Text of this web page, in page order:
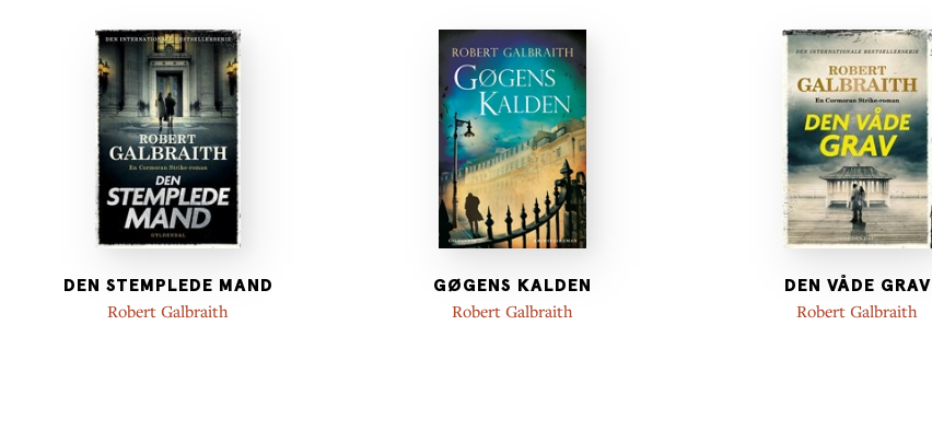
DEN STEMPLEDE MAND
Robert Galbraith
GØGENS KALDEN
Robert Galbraith
DEN VÅDE GRAV
Robert Galbraith